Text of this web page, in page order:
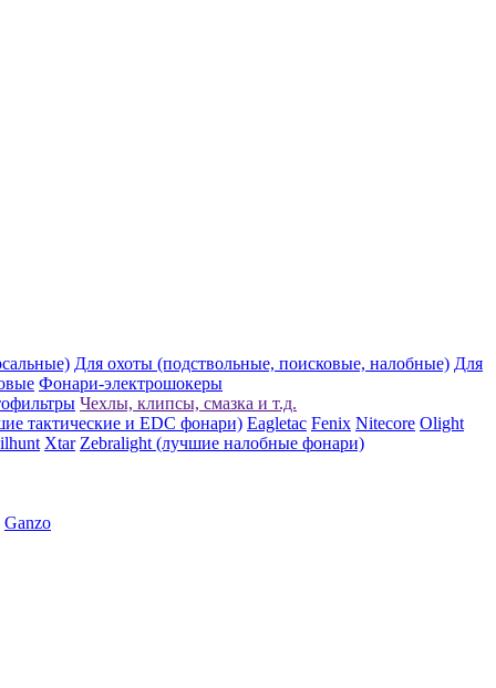
Для охоты (подствольные, поисковые, налобные) Для
Фонари-электрошокеры
Чехлы, клипсы, смазка и т.д.
тактические и EDC фонари) Eagletac Fenix Nitecore Olight
Xtar Zebralight (лучшие налобные фонари)
Ganzo